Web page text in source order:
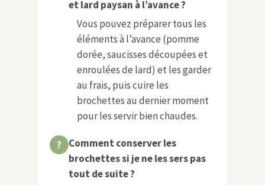
et lard paysan à l’avance ?
Vous pouvez préparer tous les
éléments à l’avance (pomme
dorée, saucisses découpées et
enroulées de lard) et les garder
au frais, puis cuire les
brochettes au dernier moment
pour les servir bien chaudes.
Comment conserver les
brochettes si je ne les sers pas
tout de suite ?